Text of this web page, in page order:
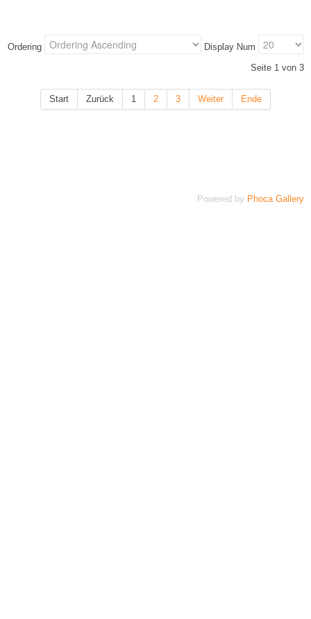
Ordering
Display Num
Seite 1 von 3
Start Zurück 1 2 3 Weiter Ende
Powered by Phoca Gallery